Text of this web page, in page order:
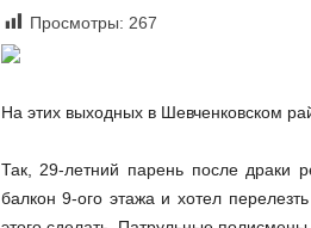
Просмотры: 267
На этих выходных в Шевченковском
Так, 29-летний парень после драки
балкон 9-ого этажа и хотел